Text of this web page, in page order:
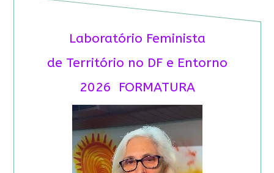
Laboratório Feminista
de Território no DF e Entorno
2026 FORMATURA